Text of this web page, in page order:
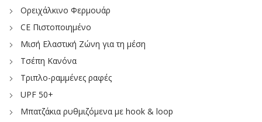
Ορειχάλκινο Φερμουάρ
CE Πιστοποιημένο
Μισή Ελαστική Ζώνη για τη μέση
Τσέπη Κανόνα
Τριπλο-ραμμένες ραφές
UPF 50+
Μπατζάκια ρυθμιζόμενα με hook & loop